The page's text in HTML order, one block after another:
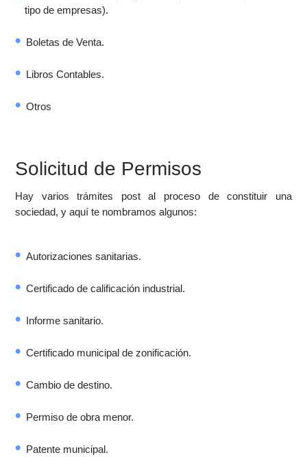
tipo de empresas).
Boletas de Venta.
Libros Contables.
Otros
Solicitud de Permisos
Hay varios trámites post al proceso de constituir una
sociedad, y aquí te nombramos algunos:
Autorizaciones sanitarias.
Certificado de calificación industrial.
Informe sanitario.
Certificado municipal de zonificación.
Cambio de destino.
Permiso de obra menor.
Patente municipal.